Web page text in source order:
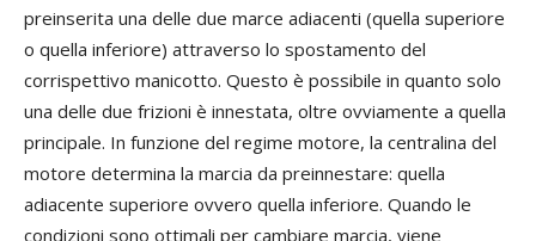
preinserita una delle due marce adiacenti (quella superiore
o quella inferiore) attraverso lo spostamento del
corrispettivo manicotto. Questo è possibile in quanto solo
una delle due frizioni è innestata, oltre ovviamente a quella
principale. In funzione del regime motore, la centralina del
motore determina la marcia da preinnestare: quella
adiacente superiore ovvero quella inferiore. Quando le
condizioni sono ottimali per cambiare marcia, viene